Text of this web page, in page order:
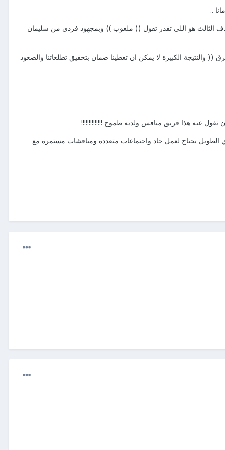
..
الثالث هو اللي تقدر تقول (( ملعوب )) وبمجهود فردي من سليمان
الكبيرة لا يمكن ان تعطينا ضمان بتحقيق تطلعاتنا والصعود
ان تقول عنه هذا فريق منافس ولديه طموح !!!!!!!!!!!!!!
الطويل يحتاج لعمل جاد واجتماعات متعدده ومناقشات مستمره مع